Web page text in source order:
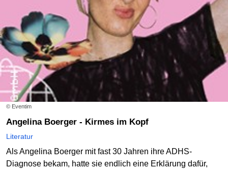
© Eventim
Angelina Boerger - Kirmes im Kopf
Literatur
Als Angelina Boerger mit fast 30 Jahren ihre ADHS-
Diagnose bekam, hatte sie endlich eine Erklärung dafür,